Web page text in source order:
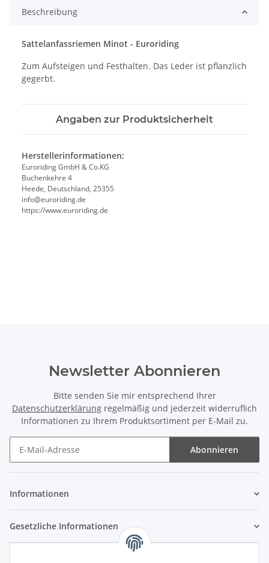
Beschreibung
Sattelanfassriemen Minot - Euroriding
Zum Aufsteigen und Festhalten. Das Leder ist pflanzlich
gegerbt.
Angaben zur Produktsicherheit
Herstellerinformationen:
Euroriding GmbH & Co.KG
Buchenkehre 4
Heede, Deutschland, 25355
info@euroriding.de
https://www.euroriding.de
Newsletter Abonnieren
Bitte senden Sie mir entsprechend Ihrer
Datenschutzerklärung regelmäßig und jederzeit widerruflich
Informationen zu Ihrem Produktsortiment per E-Mail zu.
Abonnieren
Informationen
Gesetzliche Informationen